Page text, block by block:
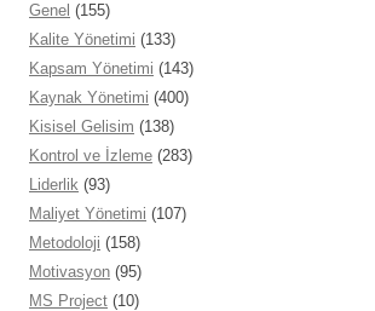
Genel (155)
Kalite Yönetimi (133)
Kapsam Yönetimi (143)
Kaynak Yönetimi (400)
Kisisel Gelisim (138)
Kontrol ve İzleme (283)
Liderlik (93)
Maliyet Yönetimi (107)
Metodoloji (158)
Motivasyon (95)
MS Project (10)